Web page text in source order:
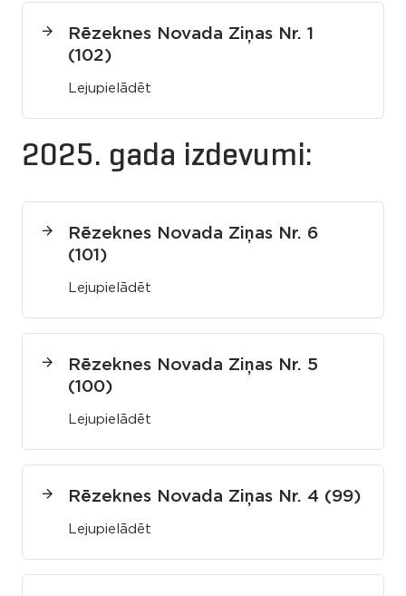
Rēzeknes Novada Ziņas Nr. 1
(102)
Lejupielādēt
2025. gada izdevumi:
Rēzeknes Novada Ziņas Nr. 6
(101)
Lejupielādēt
Rēzeknes Novada Ziņas Nr. 5
(100)
Lejupielādēt
Rēzeknes Novada Ziņas Nr. 4 (99)
Lejupielādēt